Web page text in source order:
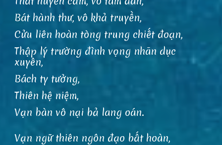
Bát hành thư, vô khả truyền,
Cửu liên hoàn tòng trung chiết đoạn,
Thập lý trường đình vọng nhãn dục
xuyên,
Bách ty tưởng,
Thiên hệ niệm,
Vạn bàn vô nại bả lang oán.
Vạn ngữ thiên ngôn đạo bất hoàn,